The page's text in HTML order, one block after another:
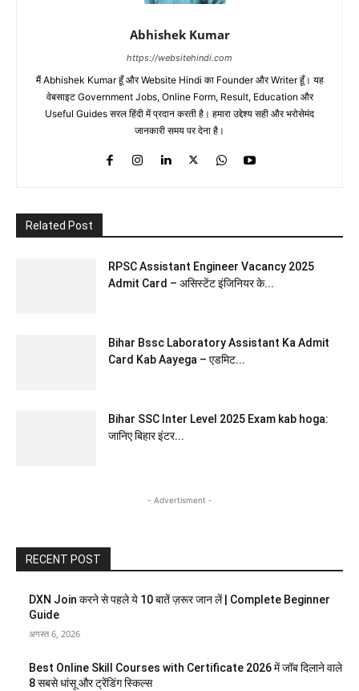
Abhishek Kumar
https://websitehindi.com
मैं Abhishek Kumar हूँ और Website Hindi का Founder और Writer हूँ। यह
वेबसाइट Government Jobs, Online Form, Result, Education और
Useful Guides सरल हिंदी में प्रदान करती है। हमारा उद्देश्य सही और भरोसेमंद
जानकारी समय पर देना है।
Related Post
RPSC Assistant Engineer Vacancy 2025
Admit Card – असिस्टेंट इंजिनियर के...
Bihar Bssc Laboratory Assistant Ka Admit
Card Kab Aayega – एडमिट...
Bihar SSC Inter Level 2025 Exam kab hoga:
जानिए बिहार इंटर...
- Advertisment -
RECENT POST
DXN Join करने से पहले ये 10 बातें ज़रूर जान लें | Complete Beginner
Guide
अगस्त 6, 2026
Best Online Skill Courses with Certificate 2026 में जॉब दिलाने वाले
8 सबसे धांसू और ट्रेंडिंग स्किल्स